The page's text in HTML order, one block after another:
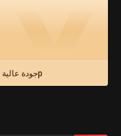
جميع الحلقات
جودة عالية 1080p